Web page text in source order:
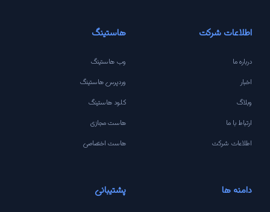
اطلاعات شرکت
درباره ما
اخبار
وبلاگ
ارتباط با ما
اطلاعات شرکت
هاستینگ
وب هاستینگ
وردپرس هاستینگ
کلود هاستینگ
هاست مجازی
هاست اختصاصی
دامنه ها پشتیبانی